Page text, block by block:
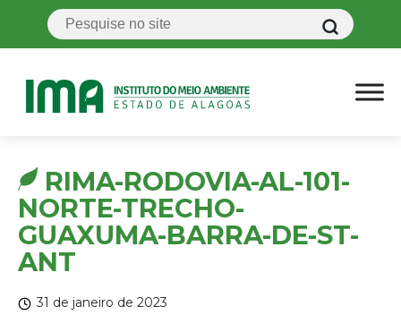
RIMA-RODOVIA-AL-101-
NORTE-TRECHO-
GUAXUMA-BARRA-DE-ST-
ANT
31 de janeiro de 2023